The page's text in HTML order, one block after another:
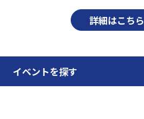
詳細はこちら
イベントを探す